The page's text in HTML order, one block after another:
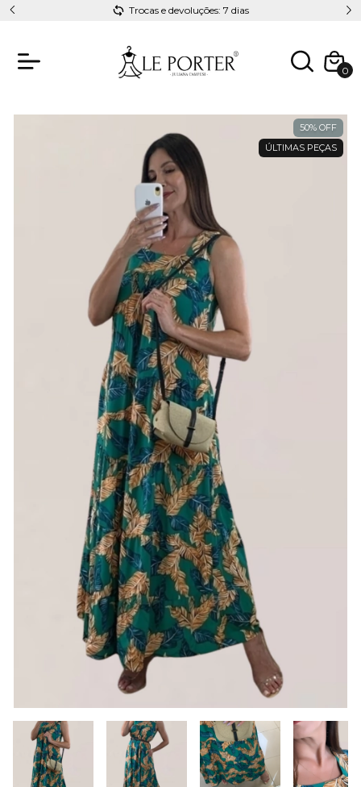
Trocas e devoluções: 7 dias
0
50% OFF
ÚLTIMAS PEÇAS